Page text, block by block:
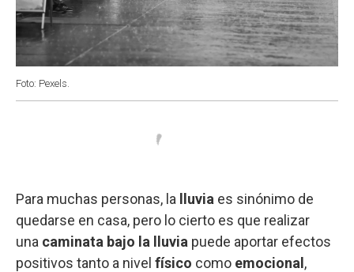
Foto: Pexels.
Para muchas personas, la lluvia es sinónimo de
quedarse en casa, pero lo cierto es que realizar
una caminata bajo la lluvia puede aportar efectos
positivos tanto a nivel físico como emocional ,